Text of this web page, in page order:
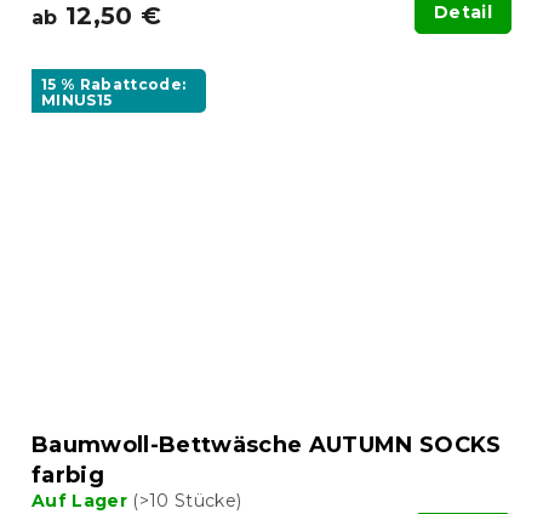
ab 12,50 € Detail
15 % Rabattcode:
MINUS15
Baumwoll-Bettwäsche AUTUMN SOCKS
farbig
Auf Lager (>10 Stücke)